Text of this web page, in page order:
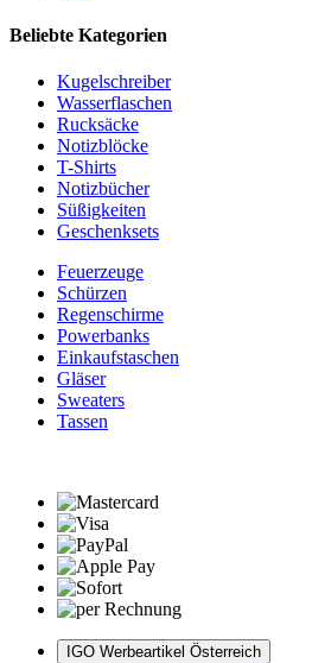
Beliebte Kategorien
Kugelschreiber
Wasserflaschen
Rucksäcke
Notizblöcke
T-Shirts
Notizbücher
Süßigkeiten
Geschenksets
Feuerzeuge
Schürzen
Regenschirme
Powerbanks
Einkaufstaschen
Gläser
Sweaters
Tassen
IGO Werbeartikel Österreich